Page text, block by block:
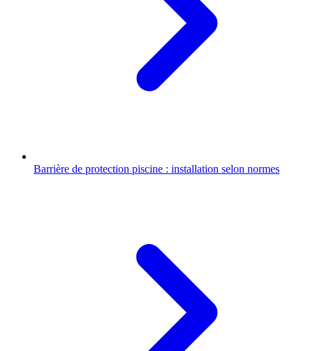
Barrière de protection piscine : installation selon normes